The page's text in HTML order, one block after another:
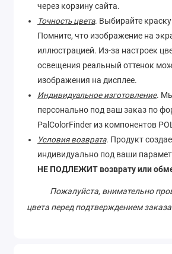
через корзину сайта.
Точность цвета. Выбирайте
Помните, что изображение на
иллюстрацией. Из-за настроек
освещения реальный оттенок
изображения на дисплее.
Индивидуальное изготовление.
персонально под ваш заказ по
PalColorFinder из компонентов
Условия возврата. Продукт
индивидуально под ваши
НЕ ПОДЛЕЖИТ возврату или
Пожалуйста, внимательно
цвета перед подтверждением заказа